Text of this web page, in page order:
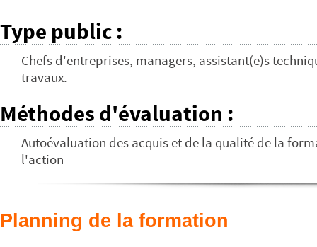
Type public :
Chefs d'entreprises, managers, assistant(e)s
travaux.
Méthodes d'évaluation :
Autoévaluation des acquis et de la qualité de la
l'action
Planning de la formation